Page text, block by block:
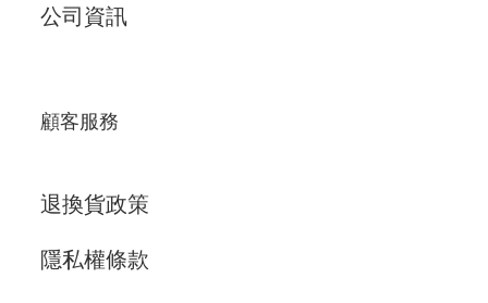
公司資訊
顧客服務
退換貨政策
隱私權條款